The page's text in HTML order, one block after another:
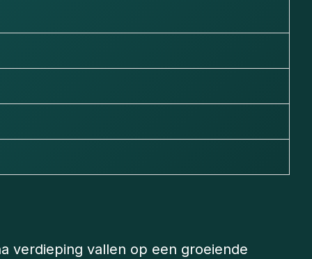
verdieping vallen op een groeiende